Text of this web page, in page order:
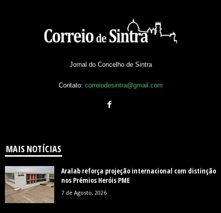
Jornal do Concelho de Sintra
Contato: correiodesintra@gmail.com
MAIS NOTÍCIAS
Aralab reforça projeção internacional com distinção
nos Prémios Heróis PME
7 de Agosto, 2026